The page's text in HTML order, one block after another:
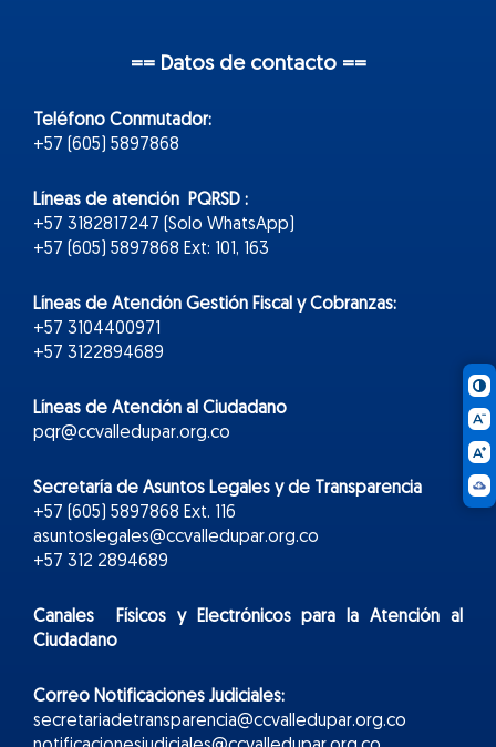
== Datos de contacto ==
Teléfono Conmutador:
+57 (605) 5897868
Líneas de atención PQRSD :
+57 3182817247 (Solo WhatsApp)
+57 (605) 5897868 Ext: 101, 163
Líneas de Atención Gestión Fiscal y Cobranzas:
+57 3104400971
+57 3122894689
Líneas de Atención al Ciudadano
pqr@ccvalledupar.org.co
Secretaría de Asuntos Legales y de Transparencia
+57 (605) 5897868 Ext. 116
asuntoslegales@ccvalledupar.org.co
+57 312 2894689
Canales Físicos yElectrónicospara la Atención al
Ciudadano
Correo Notificaciones Judiciales:
secretariadetransparencia@ccvalledupar.org.co